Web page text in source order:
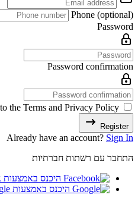
Phone (optional)
Password
Password confirmation
the Terms and Privacy Policy
Register
Already have an account? Sign In
התחבר עם רשתות חברתיות
היכנס באמצעות Facebook
היכנס באמצעות Google